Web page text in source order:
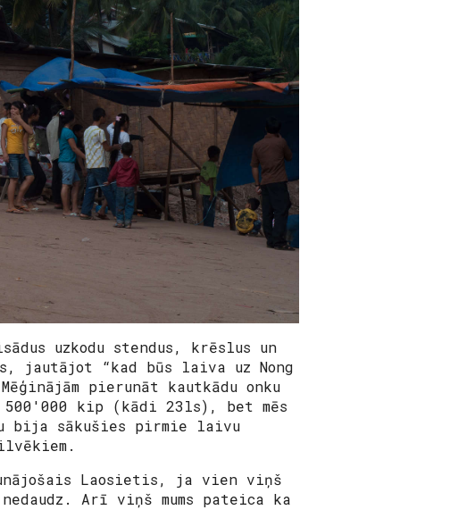
uzkodu stendus, krēslus un
jautājot “kad būs laiva uz Nong
pierunāt kautkādu onku
kip (kādi 23ls), bet mēs
bija sākušies pirmie laivu
Laosietis, ja vien viņš
Arī viņš mums pateica ka